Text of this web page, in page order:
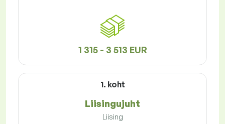
1 315 - 3 513 EUR
1. koht
Liisingujuht
Liising